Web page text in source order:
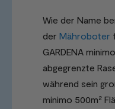
Wie der Name
der Mähroboter
GARDENA
abgegrenzte
während sein
minimo 500m²